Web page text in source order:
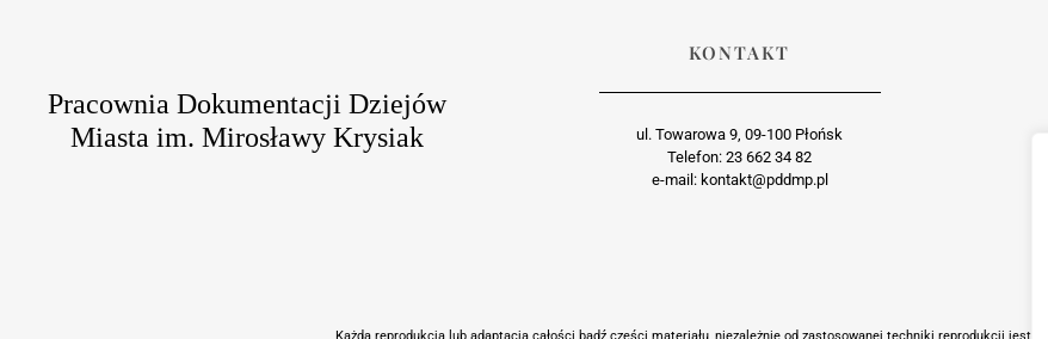
Pracownia Dokumentacji Dziejów
Miasta im. Mirosławy Krysiak
KONTAKT
ul. Towarowa 9, 09-100 Płońsk
Telefon: 23 662 34 82
e-mail: kontakt@pddmp.pl